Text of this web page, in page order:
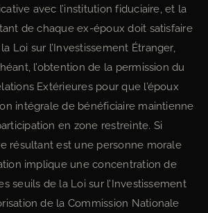
avec l’institution fiduciaire, et la
de chaque ex-époux doit satisfaire
Loi sur l’Investissement Étranger,
l’obtention de la permission du
Extérieures pour que l’époux
intégrale de bénéficiaire maintienne
en zone restreinte. Si
résultant est une personne morale
implique une concentration de
seuils de la Loi sur l’Investissement
de la Commission Nationale